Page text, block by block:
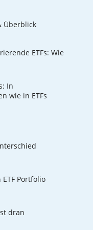
Überblick
ETFs: Wie
In
wie in ETFs
Portfolio
dran